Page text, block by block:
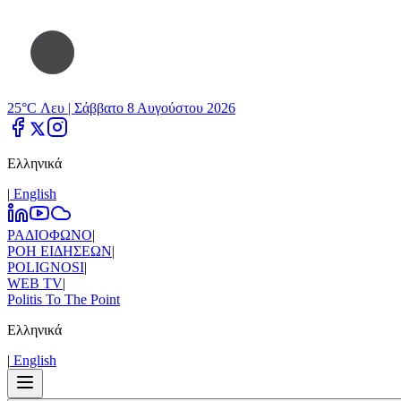
25°C Λευ | Σάββατο 8 Αυγούστου 2026
Ελληνικά
| Εnglish
ΡΑΔΙΟΦΩΝΟ|
ΡΟΗ ΕΙΔΗΣΕΩΝ|
POLIGNOSI|
WEB TV|
Politis To The Point
Ελληνικά
| Εnglish